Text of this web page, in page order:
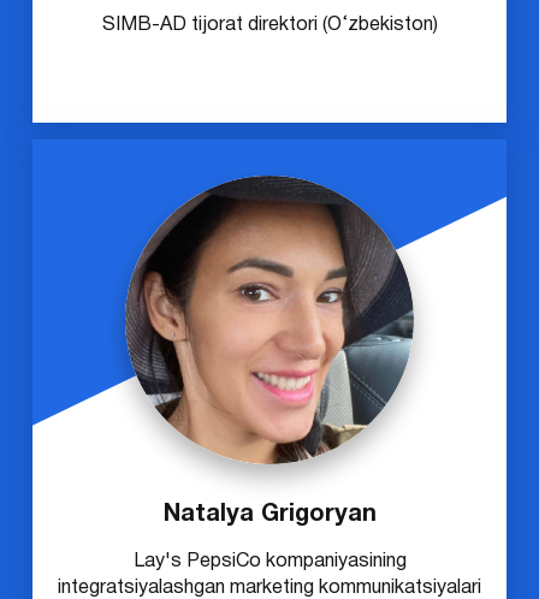
SIMB-AD tijorat direktori (O‘zbekiston)
Natalya Grigoryan
Lay's PepsiCo kompaniyasining
integratsiyalashgan marketing kommunikatsiyalari